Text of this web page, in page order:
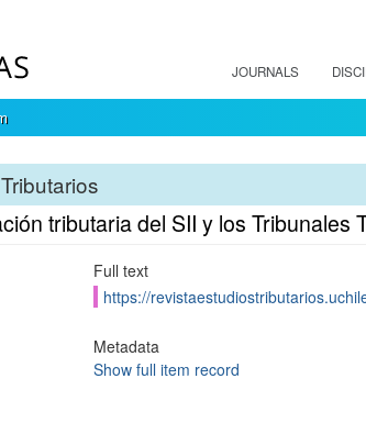
JOURNALS
tributaria del SII y los Tribunales
Full text
https://
Metadata
Show full item record